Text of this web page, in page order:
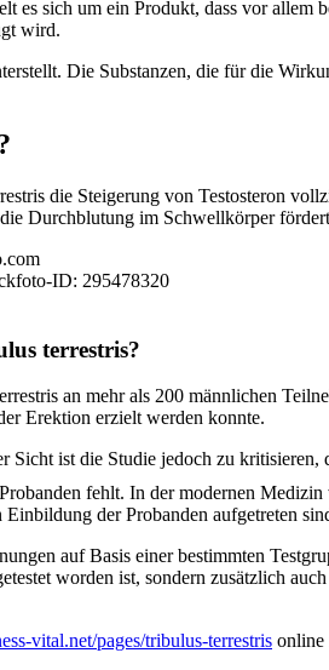
sich um ein Produkt, dass vor
wird.
Die Substanzen, die für die
die Steigerung von Testosteron
Durchblutung im Schwellkörper
ID: 295478320
terrestris?
an mehr als 200 männlichen
Erektion erzielt werden konnte.
ist die Studie jedoch zu
fehlt. In der modernen
der Probanden aufgetreten
auf Basis einer bestimmten
worden ist, sondern zusätzlich
vital.net/pages/tribulus-terrestris online